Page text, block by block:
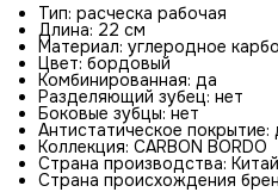
Тип: расческа рабочая
Длина: 22 см
Материал: углеродное
Цвет: бордовый
Комбинированная: да
Разделяющий зубец: нет
Боковые зубцы: нет
Антистатическое покрытие:
Коллекция: CARBON BORDO
Страна производства: Китай
Страна происхождения